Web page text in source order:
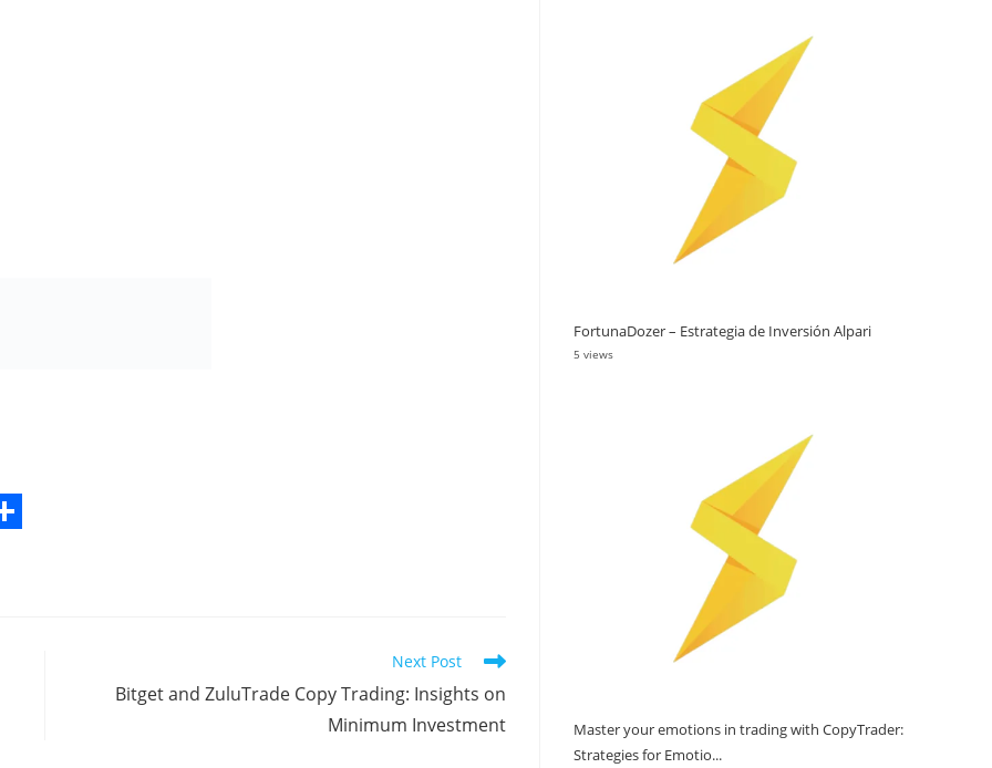
Next Post
Bitget and ZuluTrade Copy Trading: Insights on
Minimum Investment
FortunaDozer – Estrategia de Inversión Alpari
5 views
Master your emotions in trading with CopyTrader:
Strategies for Emotio...